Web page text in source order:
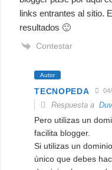
links entrantes al sitio.
resultados 🙂
Contestar
Autor
TECNOPEDA
Respuesta a
Pero utilizas un
facilita blogger.
Si utilizas un
único que debes